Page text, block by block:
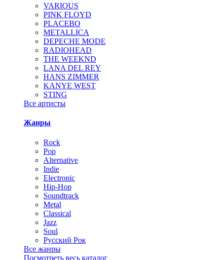
VARIOUS
PINK FLOYD
PLACEBO
METALLICA
DEPECHE MODE
RADIOHEAD
THE WEEKND
LANA DEL REY
HANS ZIMMER
KANYE WEST
STING
Все артисты
Жанры
Rock
Pop
Alternative
Indie
Electronic
Hip-Hop
Soundtrack
Metal
Classical
Jazz
Soul
Русский Рок
Все жанры
Посмотреть весь каталог